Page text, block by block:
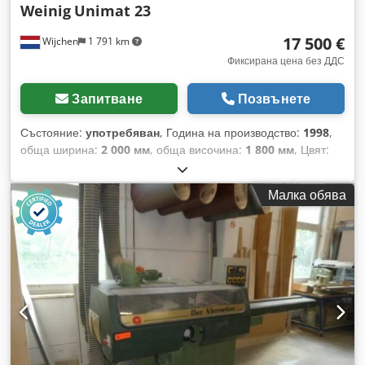
Wijchen 1 791 km
Weinig Unimat 23
17 500 €
Фиксирана цена без ДДС
Запитване Позвънете
Състояние: употребяван, Година на производство: 1998,
обща ширина: 2 000 мм, обща височина: 1 800 мм, Цвят:
Сив Тегло (нето): 5 000 кг Размери (Д x Ш x В): 450 x 200 x
180 см Четиристранен абрихт Weinig Unimat 23 Година на
производство: 1998 Сериен номер: 82747 Crodpfx Akewnh
D Teisf Скорост на подаване: 5/36 м/мин Мин./макс.
ширина на заготовката: 20/230 мм Мин./макс. височина на
заготовката: 8/160 мм Диаметър на шпиндела: 40 мм Легло
с половин сандък 1-ви шпиндел (долу): 7,5 kW 2-ри
шпиндел (дясно): 7,5 kW 3-ти шпиндел (ляво): 7,5 kW 4-ти
шпиндел (горе): 7,5 kW 5-ти шпиндел (долу): 7,5 kW 6-ти
универсален шпиндел: 11 kW Обща мощност: 55 kW Общ
ток: 119 ампера Предпазител: 125 ампера Транспортни
размери: 4500 x 2000 x 1800 мм (Д x Ш x В) Тегло ±5000 кг -
Малка обява